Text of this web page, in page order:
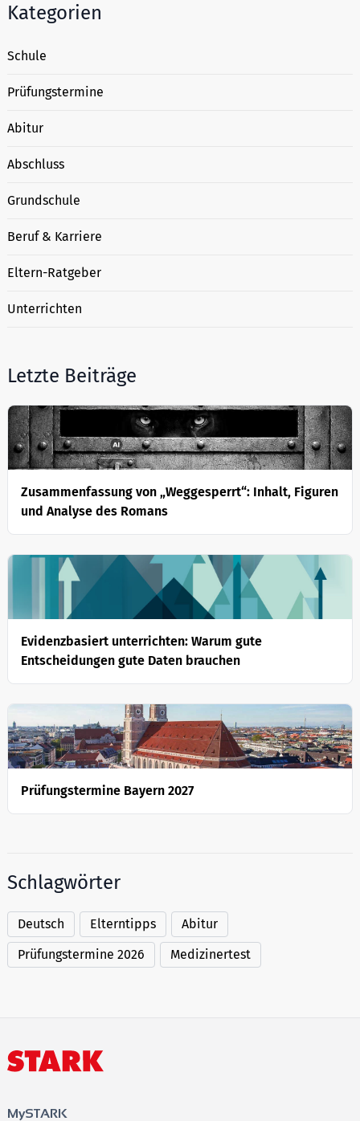
Kategorien
Schule
Prüfungstermine
Abitur
Abschluss
Grundschule
Beruf & Karriere
Eltern-Ratgeber
Unterrichten
Letzte Beiträge
Zusammenfassung von „Weggesperrt“: Inhalt, Figuren
und Analyse des Romans
Evidenzbasiert unterrichten: Warum gute
Entscheidungen gute Daten brauchen
Prüfungstermine Bayern 2027
Schlagwörter
Deutsch Elterntipps
Abitur
Prüfungstermine 2026
Medizinertest
MySTARK